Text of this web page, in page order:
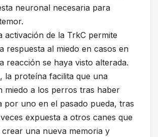
neuronal necesaria para
activación de la TrkC permite
respuesta al miedo en casos en
reacción se haya visto alterada.
la proteína facilita que una
miedo a los perros tras haber
por uno en el pasado pueda, tras
expuesta a otros canes que
una nueva memoria y